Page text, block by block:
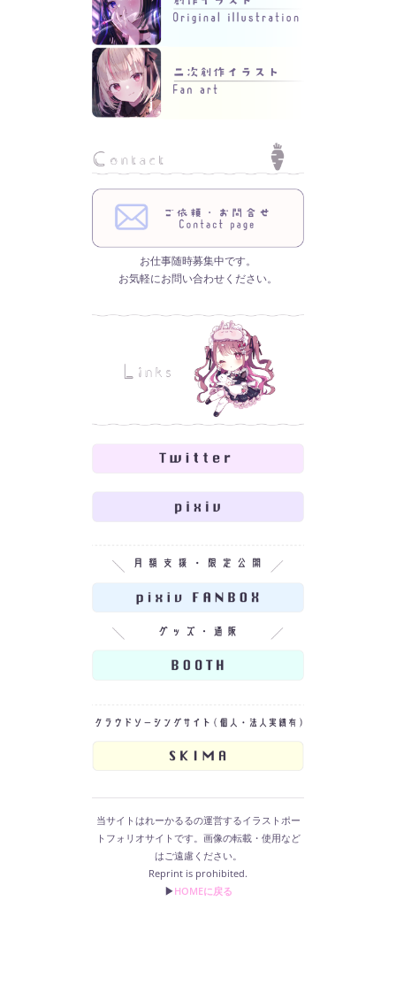
お仕事随時募集中です。
お気軽にお問い合わせください。
当サイトはれーかるるの運営するイラストポー
トフォリオサイトです。画像の転載・使用など
はご遠慮ください。
Reprint is prohibited.
▶︎HOMEに戻る